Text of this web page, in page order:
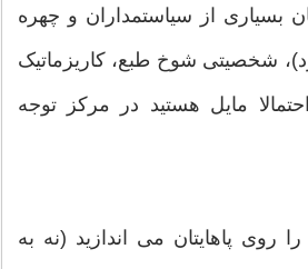
بسیاری از سیاستمداران و چهره
شخصیتی شوخ طبع، کاریزماتیک
مایل هستید در مرکز توجه
روی پاهایتان می اندازید (نه به